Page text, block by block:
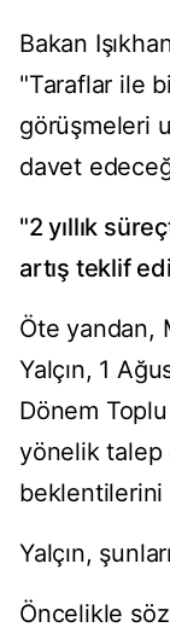
Bakan
"Taraflar ile
görüşmeleri
davet
"2 yıllık
artış teklif
Öte yandan,
Yalçın, 1
Dönem
yönelik talep
beklentilerini
Yalçın,
Öncelikle